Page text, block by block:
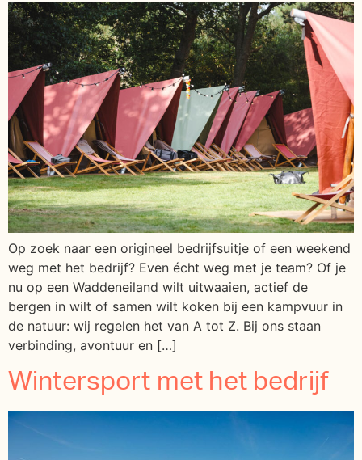
Op zoek naar een origineel bedrijfsuitje of een weekend
weg met het bedrijf? Even écht weg met je team? Of je
nu op een Waddeneiland wilt uitwaaien, actief de
bergen in wilt of samen wilt koken bij een kampvuur in
de natuur: wij regelen het van A tot Z. Bij ons staan
verbinding, avontuur en […]
Wintersport met het bedrijf